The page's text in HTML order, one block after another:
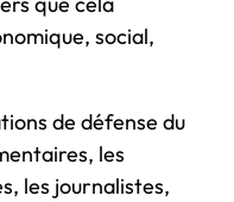
social,
de défense du
les
les journalistes,